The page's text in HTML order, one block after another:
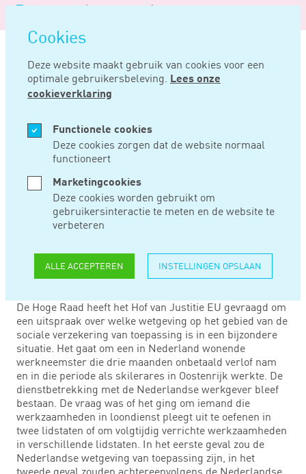
overslaan
Cookies
Deze website maakt gebruik van cookies voor een
optimale gebruikersbeleving. Lees onze
cookieverklaring
Functionele cookies
Deze cookies zorgen dat de website normaal
functioneert
Marketingcookies
Deze cookies worden gebruikt om
gebruikersinteractie te meten en de website te
verbeteren
ALLE ACCEPTEREN INSTELLINGEN OPSLAAN
Logo
Noord
Negentig
Home Nieuws
NOV 05, 2015
WERKZAAMHEDEN
IN BUITENLAND
TIJDENS
ONBETAALD VERLOF
De Hoge Raad heeft het Hof van Justitie EU gevraagd om
een uitspraak over welke wetgeving op het gebied van de
sociale verzekering van toepassing is in een bijzondere
situatie. Het gaat om een in Nederland wonende
werkneemster die drie maanden onbetaald verlof nam
en in die periode als skilerares in Oostenrijk werkte. De
dienstbetrekking met de Nederlandse werkgever bleef
bestaan. De vraag was of het ging om iemand die
werkzaamheden in loondienst pleegt uit te oefenen in
twee lidstaten of om volgtijdig verrichte werkzaamheden
in verschillende lidstaten. In het eerste geval zou de
Nederlandse wetgeving van toepassing zijn, in het
tweede geval zouden achtereenvolgens de Nederlandse